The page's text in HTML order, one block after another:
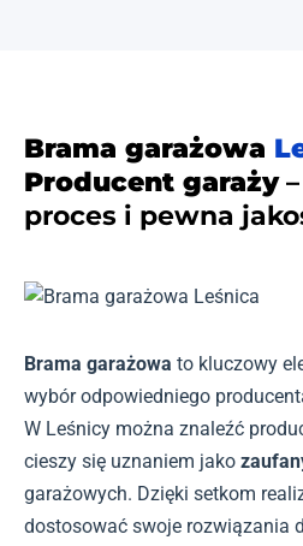
Brama garażowa
Producent garaży–
proces i pewna
Brama garażowa to kluczowy
wybór odpowiedniego
W Leśnicy można znaleźć
cieszy się uznaniem jako
garażowych. Dzięki setkom
dostosować swoje rozwiązania